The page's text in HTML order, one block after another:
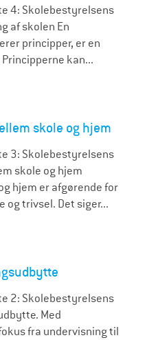
4: Skolebestyrelsens
af skolen En
principper, er en
kan...
skole og hjem
3: Skolebestyrelsens
skole og hjem
hjem er afgørende for
og trivsel. Det siger...
2: Skolebestyrelsens
Med
fra undervisning til